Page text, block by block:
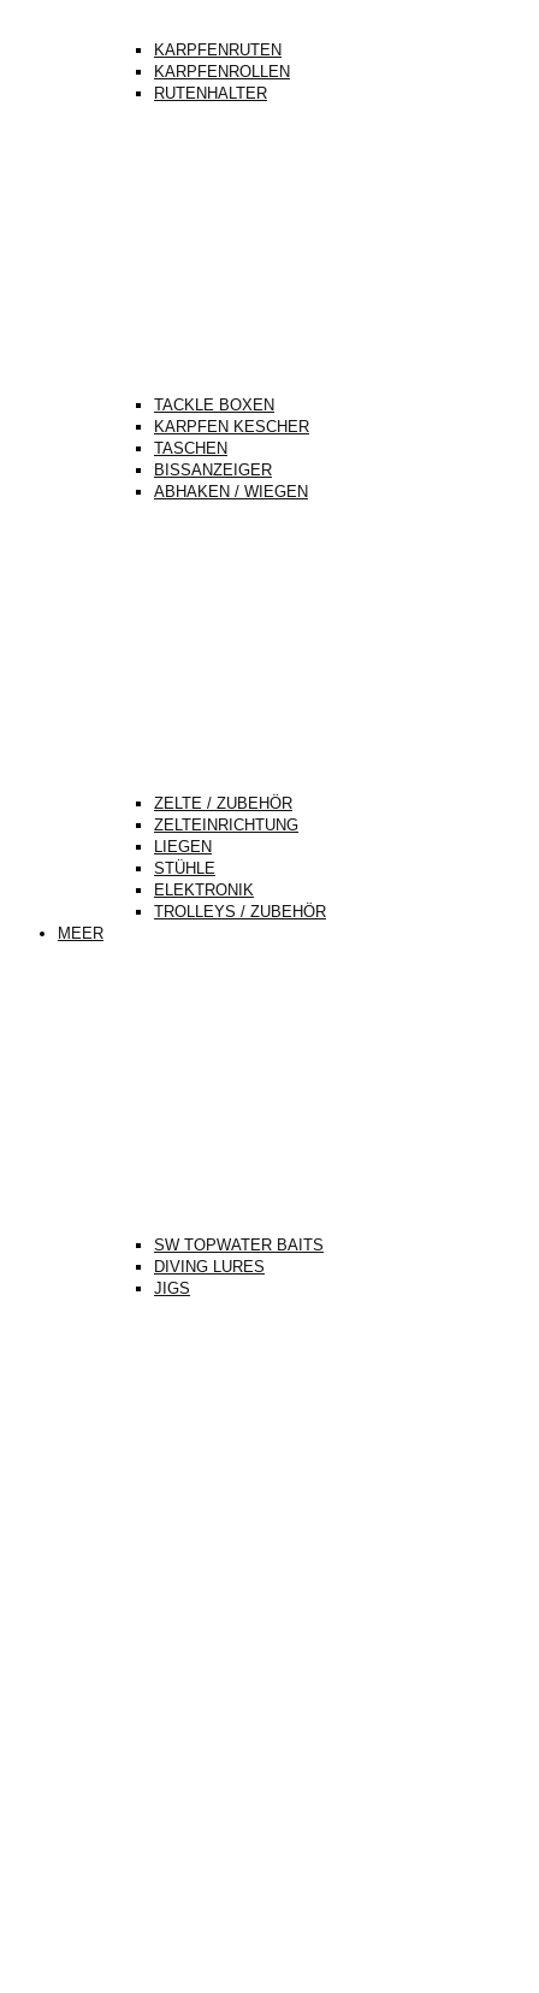
KARPFENRUTEN
KARPFENROLLEN
RUTENHALTER
TACKLE BOXEN
KARPFEN KESCHER
TASCHEN
BISSANZEIGER
ABHAKEN / WIEGEN
ZELTE / ZUBEHÖR
ZELTEINRICHTUNG
LIEGEN
STÜHLE
ELEKTRONIK
TROLLEYS / ZUBEHÖR
MEER
SW TOPWATER BAITS
DIVING LURES
JIGS